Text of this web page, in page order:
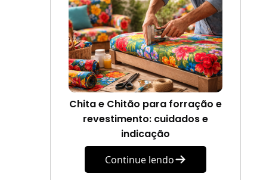
Chita e Chitão para forração e
revestimento: cuidados e
indicação
Continue lendo